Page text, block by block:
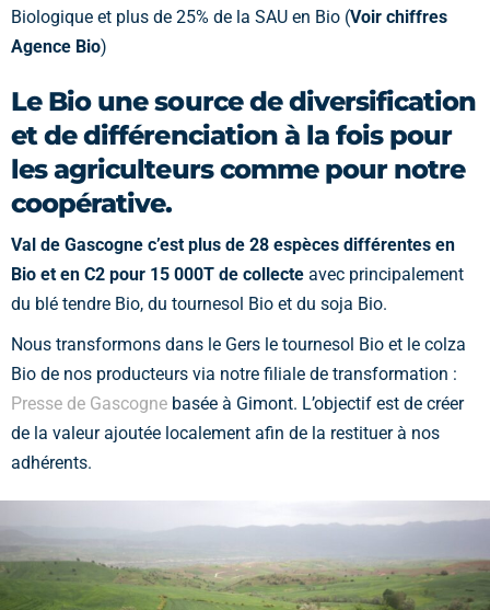
Biologique et plus de 25% de la SAU en Bio (Voir chiffres
Agence Bio)
Le Bio une source de diversification
et de différenciation à la fois pour
les agriculteurs comme pour notre
coopérative.
Val de Gascogne c’est plus de 28 espèces différentes en
Bio et en C2 pour 15 000T de collecte avec principalement
du blé tendre Bio, du tournesol Bio et du soja Bio.
Nous transformons dans le Gers le tournesol Bio et le colza
Bio de nos producteurs via notre filiale de transformation :
Presse de Gascogne basée à Gimont. L’objectif est de créer
de la valeur ajoutée localement afin de la restituer à nos
adhérents.